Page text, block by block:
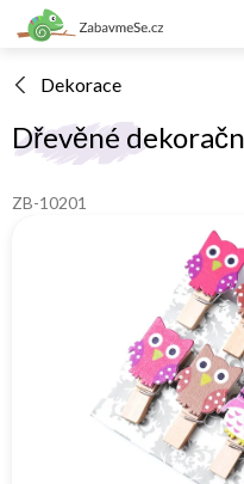
Přejít
na
Dekorace
Dřevěné
ZB-10201